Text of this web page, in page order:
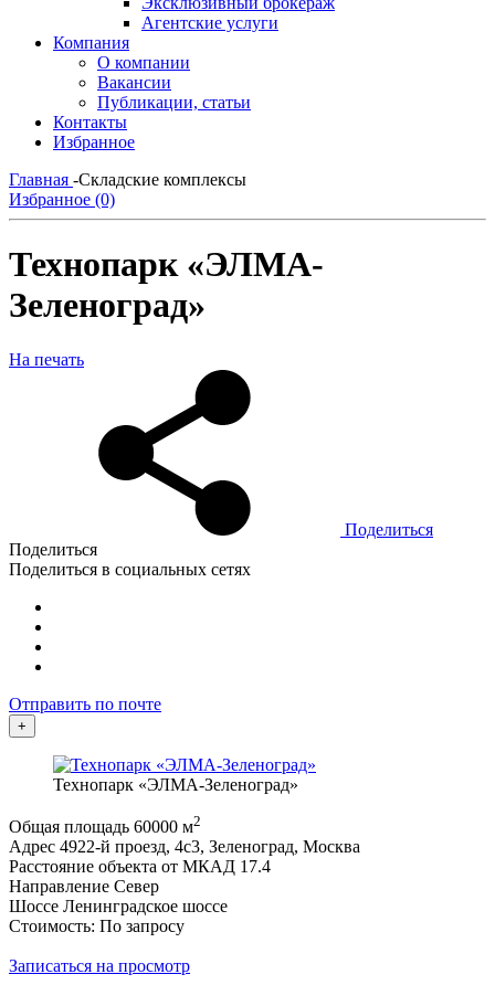
Агентские услуги
Компания
О компании
Вакансии
Публикации, статьи
Контакты
Избранное
Главная -Складские комплексы
Избранное (0)
Технопарк «ЭЛМА-
Зеленоград»
На печать
Поделиться
Поделиться
Поделиться в социальных сетях
Отправить по почте
+
Технопарк «ЭЛМА-Зеленоград»
Общая площадь 60000 м2
Адрес 4922-й проезд, 4с3, Зеленоград, Москва
Расстояние объекта от МКАД 17.4
Направление Север
Шоссе Ленинградское шоссе
Стоимость: По запросу
Записаться на просмотр